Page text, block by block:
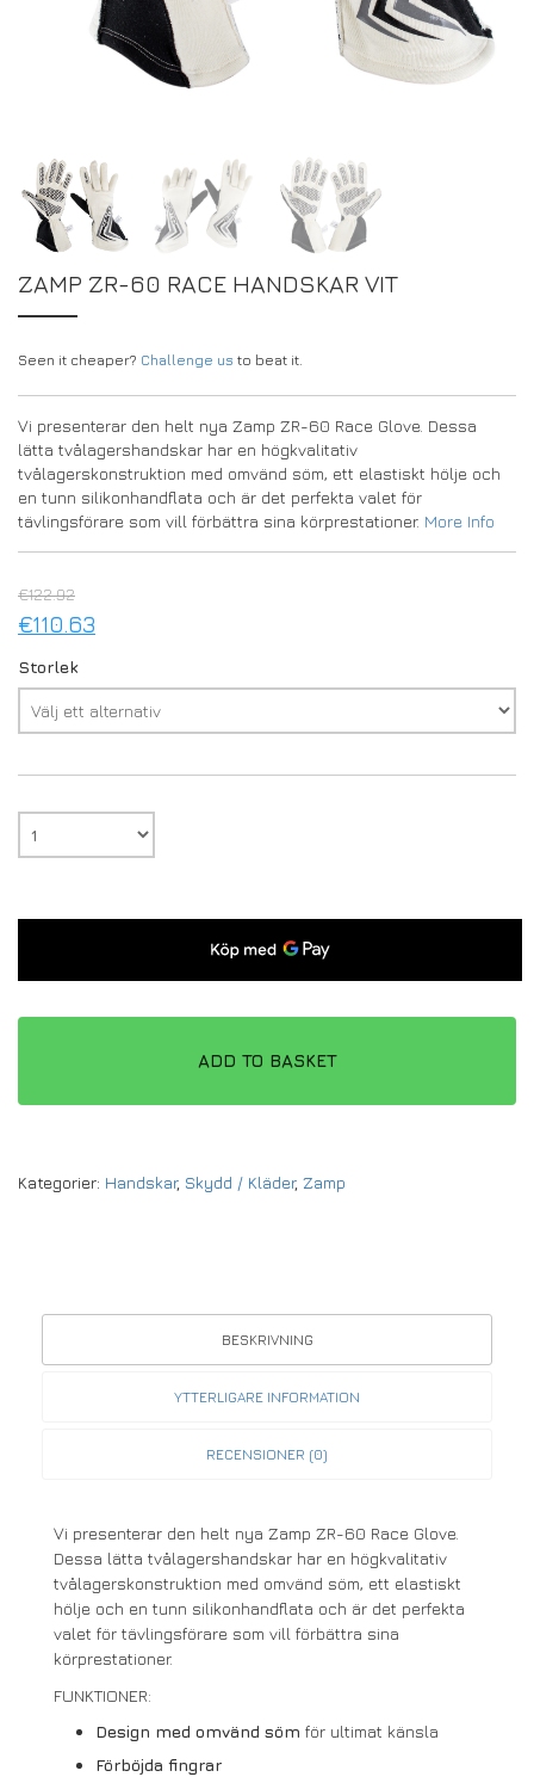
DRIVERS/PARTNERS
DRIVERS/PARTNERS
MITT KONTO
FÖRFRÅGNINGSSIDA FÖR ÅTERFÖRSÄLJARE
REGISTRERINGSFORMULÄR FÖR AMBASSADÖRER
ZAMP ZR-60 RACE HANDSKAR VIT
Seen it cheaper? Challenge us to beat it.
Vi presenterar den helt nya Zamp ZR-60 Race Glove. Dessa
lätta tvålagershandskar har en högkvalitativ
tvålagerskonstruktion med omvänd söm, ett elastiskt hölje och
en tunn silikonhandflata och är det perfekta valet för
tävlingsförare som vill förbättra sina körprestationer. More Info
€122.92
€110.63
Storlek
ADD TO BASKET
Kategorier: Handskar, Skydd / Kläder, Zamp
BESKRIVNING
YTTERLIGARE INFORMATION
RECENSIONER (0)
Vi presenterar den helt nya Zamp ZR-60 Race Glove.
Dessa lätta tvålagershandskar har en högkvalitativ
tvålagerskonstruktion med omvänd söm, ett elastiskt
hölje och en tunn silikonhandflata och är det perfekta
valet för tävlingsförare som vill förbättra sina
körprestationer.
FUNKTIONER:
Design med omvänd söm för ultimat känsla
Förböjda fingrar